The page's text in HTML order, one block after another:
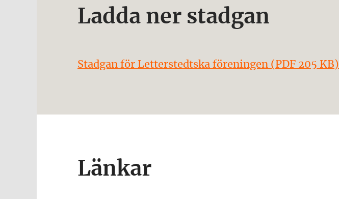
Ladda ner stadgan
Stadgan för Letterstedtska föreningen (PDF 205 KB)
Länkar